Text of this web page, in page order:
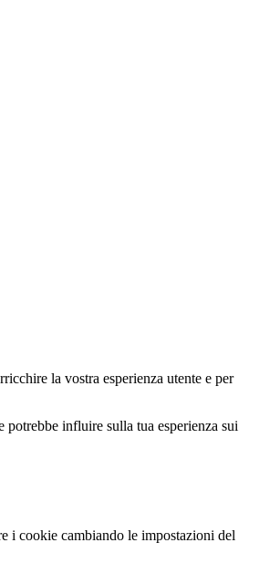
la vostra esperienza utente e per
influire sulla tua esperienza sui
i cookie cambiando le impostazioni del